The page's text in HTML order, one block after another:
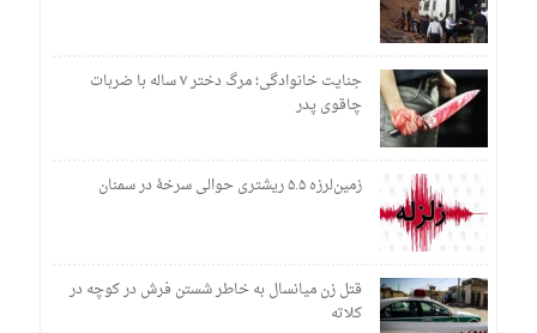
جنایت خانوادگی؛ مرگ دختر ۷ ساله با ضربات
چاقوی پدر
زمین‌لرزه ۵.۵ ریشتری حوالی سرخۀ در سمنان
قتل زن میانسال به خاطر شستن فرش در کوچه در
کلاته